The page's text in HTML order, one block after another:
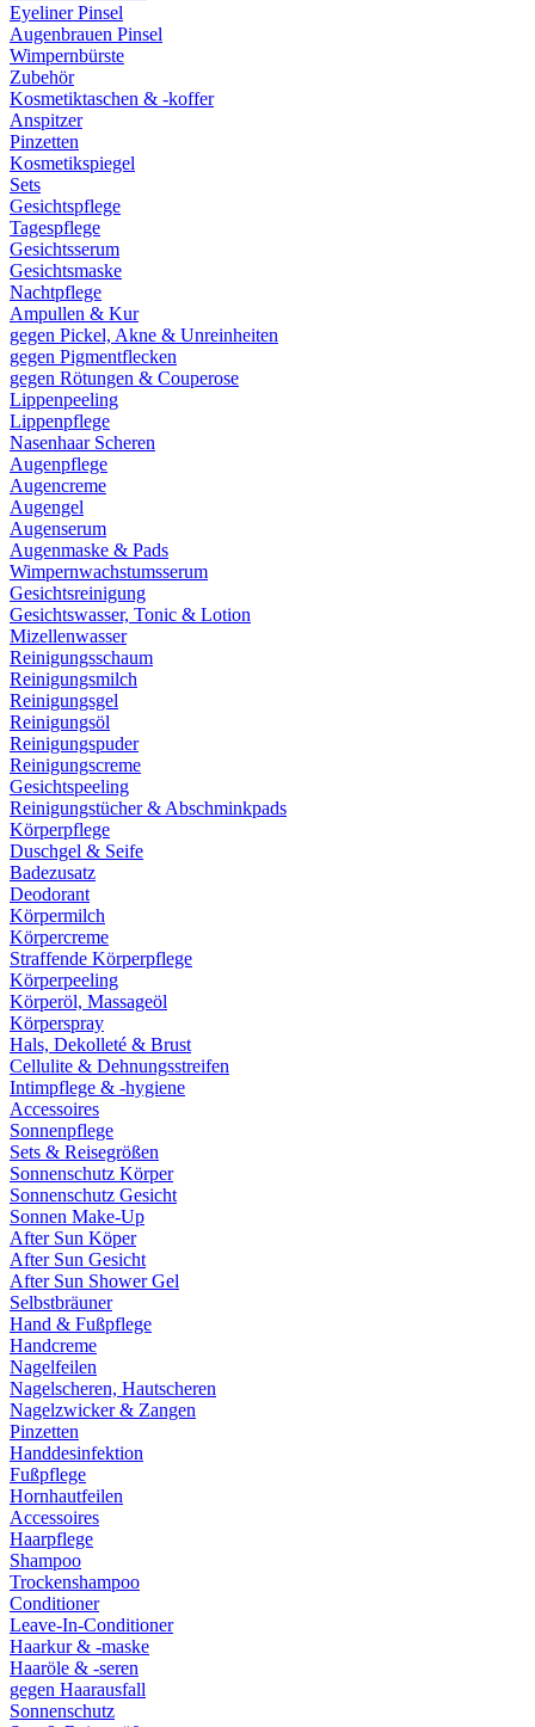
Eyeliner Pinsel
Augenbrauen Pinsel
Wimpernbürste
Zubehör
Kosmetiktaschen & -koffer
Anspitzer
Pinzetten
Kosmetikspiegel
Sets
Gesichtspflege
Tagespflege
Gesichtsserum
Gesichtsmaske
Nachtpflege
Ampullen & Kur
gegen Pickel, Akne & Unreinheiten
gegen Pigmentflecken
gegen Rötungen & Couperose
Lippenpeeling
Lippenpflege
Nasenhaar Scheren
Augenpflege
Augencreme
Augengel
Augenserum
Augenmaske & Pads
Wimpernwachstumsserum
Gesichtsreinigung
Gesichtswasser, Tonic & Lotion
Mizellenwasser
Reinigungsschaum
Reinigungsmilch
Reinigungsgel
Reinigungsöl
Reinigungspuder
Reinigungscreme
Gesichtspeeling
Reinigungstücher & Abschminkpads
Körperpflege
Duschgel & Seife
Badezusatz
Deodorant
Körpermilch
Körpercreme
Straffende Körperpflege
Körperpeeling
Körperöl, Massageöl
Körperspray
Hals, Dekolleté & Brust
Cellulite & Dehnungsstreifen
Intimpflege & -hygiene
Accessoires
Sonnenpflege
Sets & Reisegrößen
Sonnenschutz Körper
Sonnenschutz Gesicht
Sonnen Make-Up
After Sun Köper
After Sun Gesicht
After Sun Shower Gel
Selbstbräuner
Hand & Fußpflege
Handcreme
Nagelfeilen
Nagelscheren, Hautscheren
Nagelzwicker & Zangen
Pinzetten
Handdesinfektion
Fußpflege
Hornhautfeilen
Accessoires
Haarpflege
Shampoo
Trockenshampoo
Conditioner
Leave-In-Conditioner
Haarkur & -maske
Haaröle & -seren
gegen Haarausfall
Sonnenschutz